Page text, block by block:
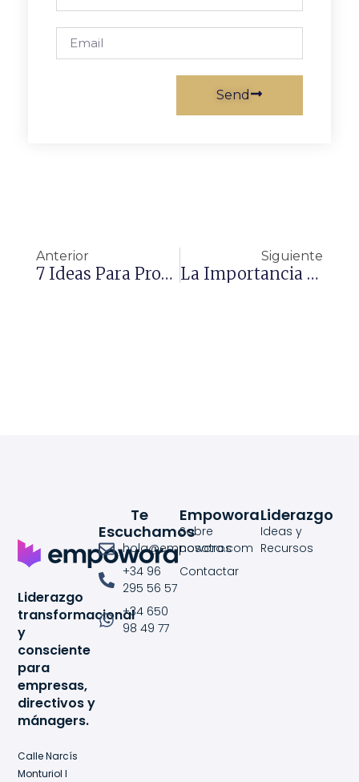
Send
Anterior
7 Ideas Para Proyectar Seguridad Y Encanto Con Tu Carisma
Siguiente
La Importancia Del Feedback En Rol De Mánager
Liderazgo
transformacional
y
consciente
para
empresas,
directivos y
mánagers.
Calle Narcís
Monturiol I
Liderazgo
Ideas y
Recursos
Empowora
Sobre
nosotros
Contactar
Te
Escuchamos
hola@empowora.com
+34 96
295 56 57
+34 650
98 49 77